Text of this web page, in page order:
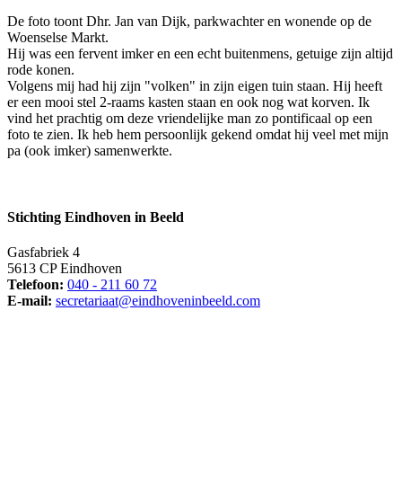
De foto toont Dhr. Jan van Dijk, parkwachter en wonende op de
Woenselse Markt.
Hij was een fervent imker en een echt buitenmens, getuige zijn altijd
rode konen.
Volgens mij had hij zijn "volken" in zijn eigen tuin staan. Hij heeft
er een mooi stel 2-raams kasten staan en ook nog wat korven. Ik
vind het prachtig om deze vriendelijke man zo pontificaal op een
foto te zien. Ik heb hem persoonlijk gekend omdat hij veel met mijn
pa (ook imker) samenwerkte.
Stichting Eindhoven in Beeld
Gasfabriek 4
5613 CP Eindhoven
Telefoon: 040 - 211 60 72
E-mail: secretariaat@eindhoveninbeeld.com